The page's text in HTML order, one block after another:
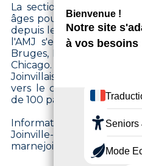
La section loisirs (280
âges pour une pratique
depuis le boathouse de
l'AMJ s'exportent au-
Bruges, Pô, le Canal du
Chicago. Tous les deux
Joinvillaise, une
vers le château de
de 100 participants.
Informations pratiques :
Joinville-le-Pont (94340).
marnejoinville.org.